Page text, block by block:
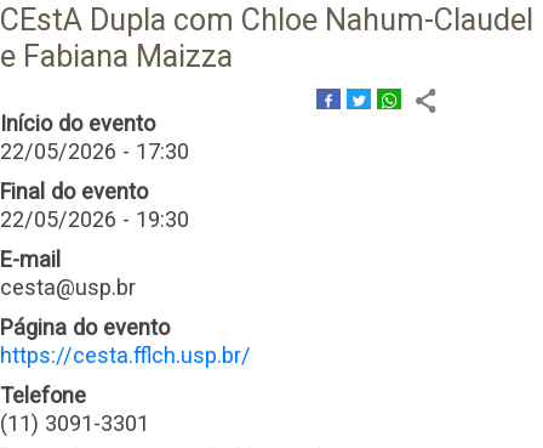
CEstA Dupla com Chloe Nahum-Claudel
e Fabiana Maizza
Início do evento
22/05/2026 - 17:30
Final do evento
22/05/2026 - 19:30
E-mail
cesta@usp.br
Página do evento
https://cesta.fflch.usp.br/
Telefone
(11) 3091-3301